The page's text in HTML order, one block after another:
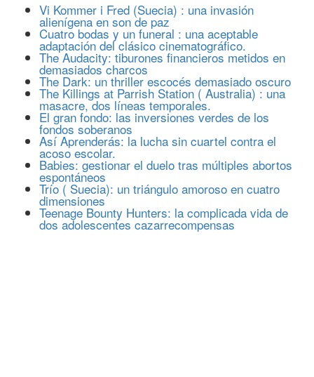
Vi Kommer i Fred (Suecia) : una invasión
alienígena en son de paz
Cuatro bodas y un funeral : una aceptable
adaptación del clásico cinematográfico.
The Audacity: tiburones financieros metidos en
demasiados charcos
The Dark: un thriller escocés demasiado oscuro
The Killings at Parrish Station ( Australia) : una
masacre, dos líneas temporales.
El gran fondo: las inversiones verdes de los
fondos soberanos
Así Aprenderás: la lucha sin cuartel contra el
acoso escolar.
Babies: gestionar el duelo tras múltiples abortos
espontáneos
Trío ( Suecia): un triángulo amoroso en cuatro
dimensiones
Teenage Bounty Hunters: la complicada vida de
dos adolescentes cazarrecompensas